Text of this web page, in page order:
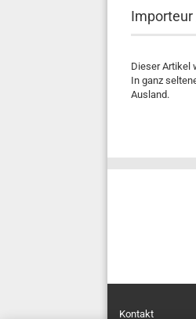
Dieser Artikel
In ganz
Ausland.
Kontakt